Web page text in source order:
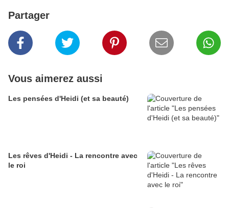
Partager
Vous aimerez aussi
Les pensées d'Heidi (et sa beauté)
Les rêves d'Heidi - La rencontre avec
le roi